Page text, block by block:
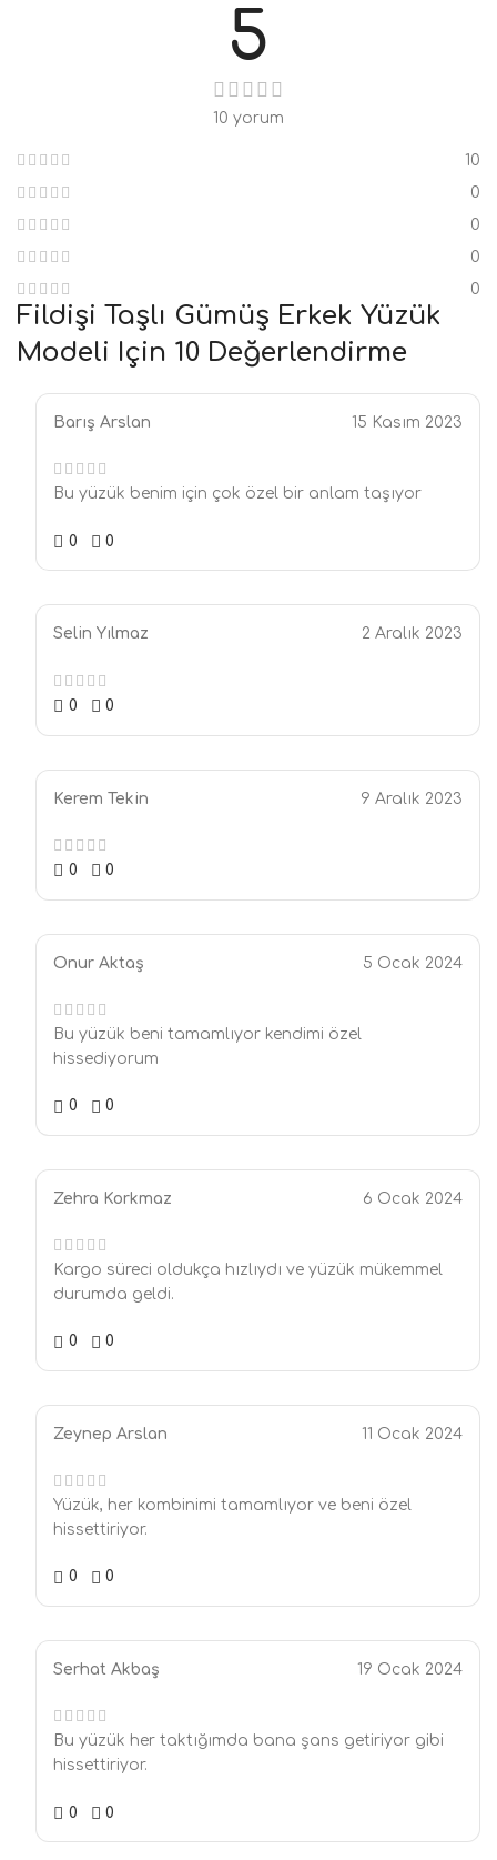
5
10 yorum
10
0
0
0
0
Fildişi Taşlı Gümüş Erkek Yüzük
Modeli Için 10 Değerlendirme
Barış Arslan 15 Kasım 2023
Bu yüzük benim için çok özel bir anlam taşıyor
0 0
Selin Yılmaz 2 Aralık 2023
0 0
Kerem Tekin 9 Aralık 2023
0 0
Onur Aktaş 5 Ocak 2024
Bu yüzük beni tamamlıyor kendimi özel
hissediyorum
0 0
Zehra Korkmaz 6 Ocak 2024
Kargo süreci oldukça hızlıydı ve yüzük mükemmel
durumda geldi.
0 0
Zeynep Arslan 11 Ocak 2024
Yüzük, her kombinimi tamamlıyor ve beni özel
hissettiriyor.
0 0
Serhat Akbaş 19 Ocak 2024
Bu yüzük her taktığımda bana şans getiriyor gibi
hissettiriyor.
0 0